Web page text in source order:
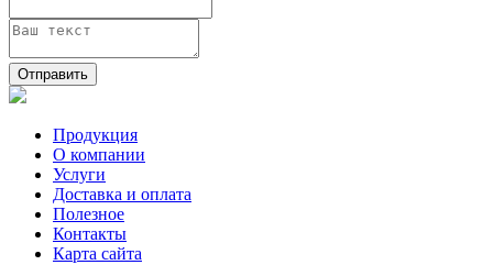
Отправить
Продукция
О компании
Услуги
Доставка и оплата
Полезное
Контакты
Карта сайта